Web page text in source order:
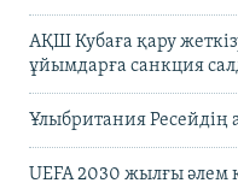
АҚШ Кубаға қару
ұйымдарға санкция
Ұлыбритания Ресейдің
UEFA 2030 жылғы әлем